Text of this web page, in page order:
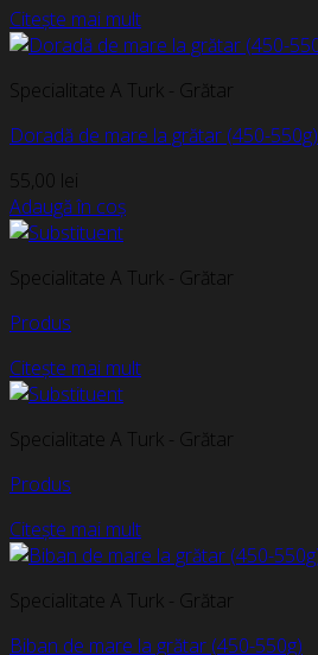
Citește mai mult
Specialitate A Turk - Grătar
Doradă de mare la grătar (450-550g)
55,00 lei
Adaugă în coș
Specialitate A Turk - Grătar
Produs
Citește mai mult
Specialitate A Turk - Grătar
Produs
Citește mai mult
Specialitate A Turk - Grătar
Biban de mare la grătar (450-550g)